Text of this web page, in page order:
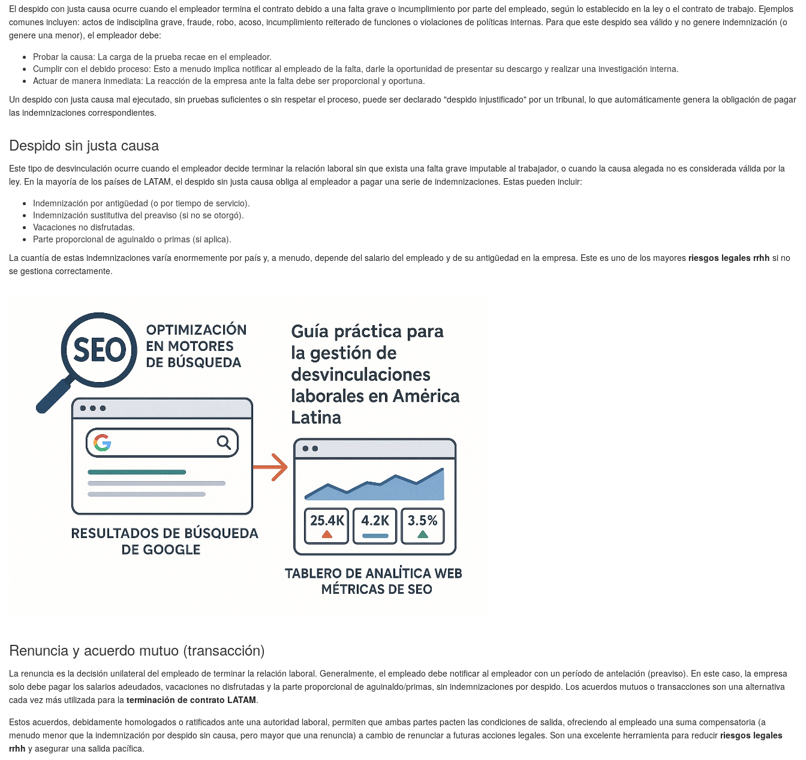
El despido con justa causa ocurre cuando el empleador termina el contrato debido a una falta grave o incumplimiento por parte del empleado, según lo establecido en la ley o el contrato de trabajo. Ejemplos
comunes incluyen: actos de indisciplina grave, fraude, robo, acoso, incumplimiento reiterado de funciones o violaciones de políticas internas. Para que este despido sea válido y no genere indemnización (o
genere una menor), el empleador debe:
Probar la causa: La carga de la prueba recae en el empleador.
Cumplir con el debido proceso: Esto a menudo implica notificar al empleado de la falta, darle la oportunidad de presentar su descargo y realizar una investigación interna.
Actuar de manera inmediata: La reacción de la empresa ante la falta debe ser proporcional y oportuna.
Un despido con justa causa mal ejecutado, sin pruebas suficientes o sin respetar el proceso, puede ser declarado "despido injustificado" por un tribunal, lo que automáticamente genera la obligación de pagar
las indemnizaciones correspondientes.
Despido sin justa causa
Este tipo de desvinculación ocurre cuando el empleador decide terminar la relación laboral sin que exista una falta grave imputable al trabajador, o cuando la causa alegada no es considerada válida por la
ley. En la mayoría de los países de LATAM, el despido sin justa causa obliga al empleador a pagar una serie de indemnizaciones. Estas pueden incluir:
Indemnización por antigüedad (o por tiempo de servicio).
Indemnización sustitutiva del preaviso (si no se otorgó).
Vacaciones no disfrutadas.
Parte proporcional de aguinaldo o primas (si aplica).
La cuantía de estas indemnizaciones varía enormemente por país y, a menudo, depende del salario del empleado y de su antigüedad en la empresa. Este es uno de los mayores riesgos legales rrhh si no
se gestiona correctamente.
Renuncia y acuerdo mutuo (transacción)
La renuncia es la decisión unilateral del empleado de terminar la relación laboral. Generalmente, el empleado debe notificar al empleador con un período de antelación (preaviso). En este caso, la empresa
solo debe pagar los salarios adeudados, vacaciones no disfrutadas y la parte proporcional de aguinaldo/primas, sin indemnizaciones por despido. Los acuerdos mutuos o transacciones son una alternativa
cada vez más utilizada para la terminación de contrato LATAM.
Estos acuerdos, debidamente homologados o ratificados ante una autoridad laboral, permiten que ambas partes pacten las condiciones de salida, ofreciendo al empleado una suma compensatoria (a
menudo menor que la indemnización por despido sin causa, pero mayor que una renuncia) a cambio de renunciar a futuras acciones legales. Son una excelente herramienta para reducir riesgos legales
rrhh y asegurar una salida pacífica.